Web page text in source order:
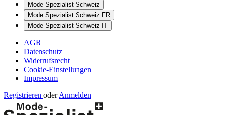
Mode Spezialist Schweiz
Mode Spezialist Schweiz FR
Mode Spezialist Schweiz IT
AGB
Datenschutz
Widerrufsrecht
Cookie-Einstellungen
Impressum
Registrieren oder Anmelden